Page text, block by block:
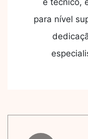
e técnico,
para nível